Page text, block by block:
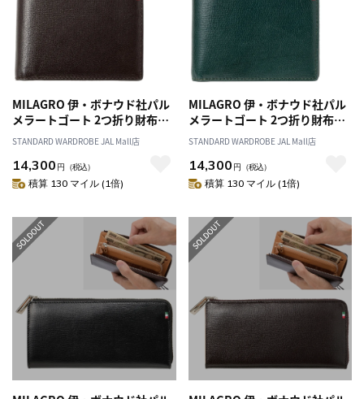
MILAGRO 伊・ボナウド社パル
メラートゴート 2つ折り財布・
ダークブラウン
STANDARD WARDROBE JAL Mall店
14,300 円 （税込）
積算 130 マイル (1倍)
MILAGRO 伊・ボナウド社パル
メラートゴート 2つ折り財布・
グリーン
STANDARD WARDROBE JAL Mall店
14,300 円 （税込）
積算 130 マイル (1倍)